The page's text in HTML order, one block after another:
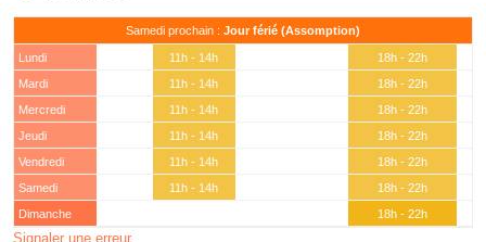
Samedi prochain : Jour férié (Assomption)
Lundi 11h - 14h
18h - 22h
Mardi
11h - 14h
18h - 22h
Mercredi
11h - 14h
18h - 22h
Jeudi
11h - 14h
18h - 22h
Vendredi
11h - 14h
18h - 22h
Samedi
11h - 14h
18h - 22h
Dimanche
18h - 22h
Signaler une erreur